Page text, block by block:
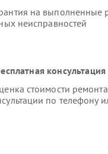
на выполненные
неисправностей
консультация
стоимости
по телефону